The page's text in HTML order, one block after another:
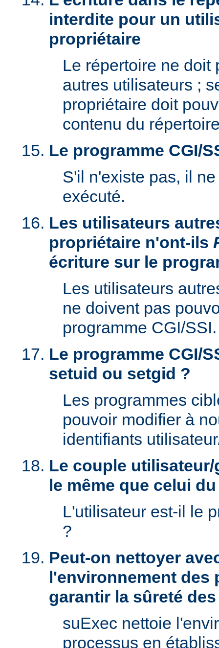
interdite pour un
propriétaire
Le répertoire ne doit
autres utilisateurs ;
propriétaire doit
contenu du
Le programme CGI/
S'il n'existe pas, il
exécuté.
Les utilisateurs
propriétaire n'ont-ils
écriture sur le
Les utilisateurs
ne doivent pas
programme CGI/SSI.
Le programme CGI/
setuid ou setgid ?
Les programmes
pouvoir modifier à
identifiants
Le couple
le même que celui
L'utilisateur est-il le
?
Peut-on nettoyer
l'environnement des
garantir la sûreté
suExec nettoie
processus en